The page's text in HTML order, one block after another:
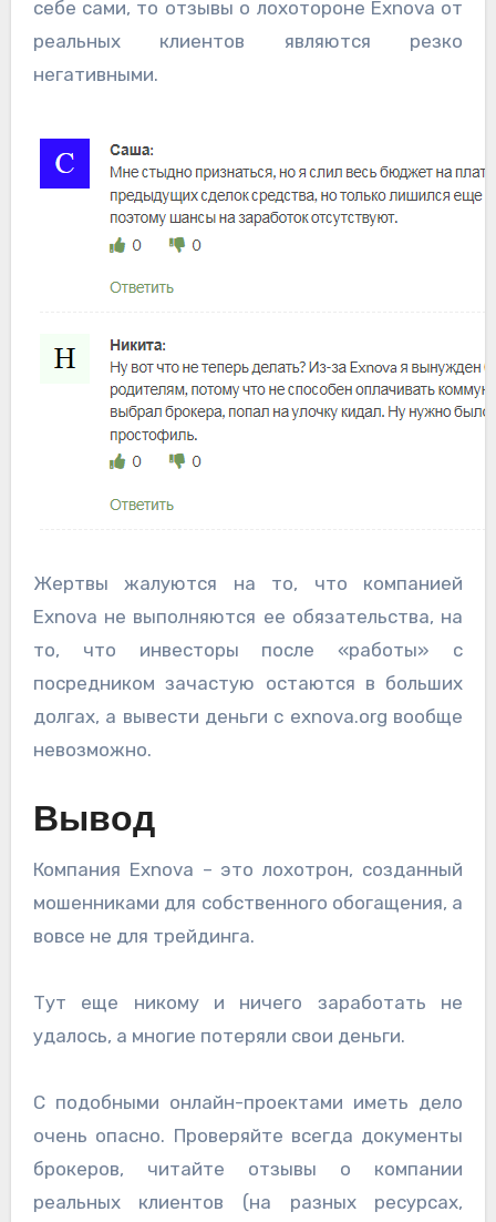
себе сами, то отзывы о лохотороне Exnova от
реальных клиентов являются резко
негативными.
Жертвы жалуются на то, что компанией
Exnova не выполняются ее обязательства, на
то, что инвесторы после «работы» с
посредником зачастую остаются в больших
долгах, а вывести деньги с exnova.org вообще
невозможно.
Вывод
Компания Exnova – это лохотрон, созданный
мошенниками для собственного обогащения, а
вовсе не для трейдинга.
Тут еще никому и ничего заработать не
удалось, а многие потеряли свои деньги.
С подобными онлайн-проектами иметь дело
очень опасно. Проверяйте всегда документы
брокеров, читайте отзывы о компании
реальных клиентов (на разных ресурсах,